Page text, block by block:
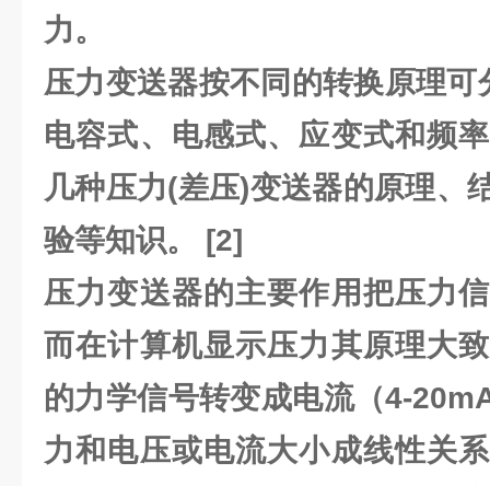
力。
压力变送器按不同的转换原理
电容式、电感式、应变式和频
几种压力(差压)变送器的原理、
验等知识。 [2]
压力变送器的主要作用把压力
而在计算机显示压力其原理大
的力学信号转变成电流（4-
力和电压或电流大小成线性关